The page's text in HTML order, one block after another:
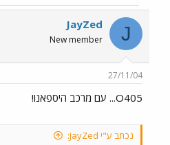
J
JayZed
New member
27/11/04
O405... עם מרכב היספאנו!
נכתב ע"י JayZed: